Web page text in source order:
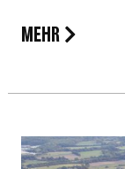
MEHR